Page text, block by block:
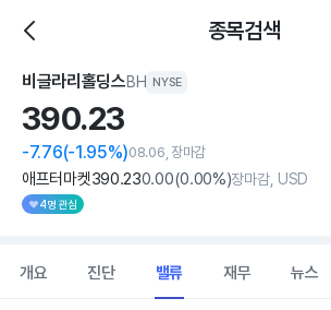
종목검색
비글라리홀딩스BH NYSE
390.23
-7.76(-1.95%)08.06, 장마감
애프터마켓390.230.00(0.00%)장마감, USD
4명 관심
개요 진단 밸류 재무 뉴스